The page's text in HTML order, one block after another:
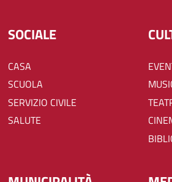
SOCIALE
CASA
SCUOLA
SERVIZIO CIVILE
SALUTE